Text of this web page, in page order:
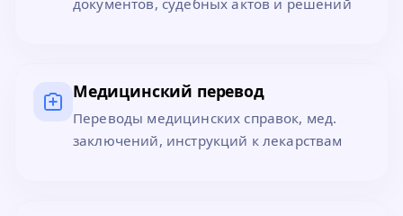
Медицинский перевод
Переводы медицинских справок, мед.
заключений, инструкций к лекарствам